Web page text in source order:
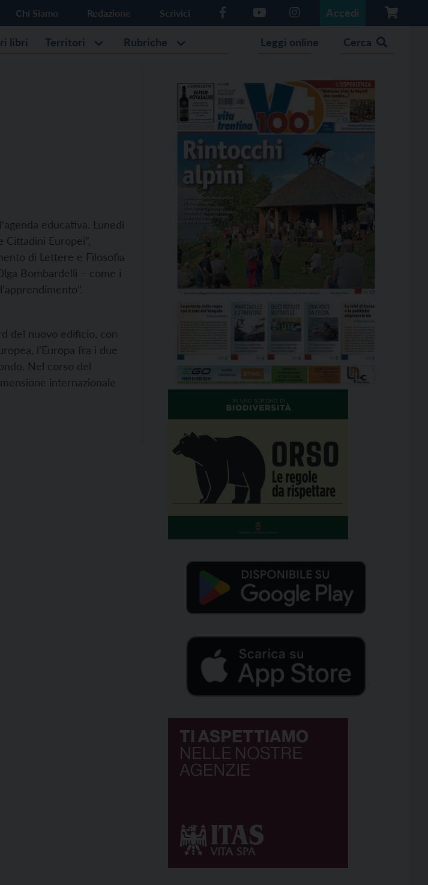
Chi Siamo Redazione Scrivici Accedi
libri Territori Rubriche Leggi online Cerca
educativa. Lunedì
Europei”,
di Lettere e Filosofia
Bombardelli – come i
del nuovo edificio, con
l’Europa fra i due
Nel corso del
internazionale